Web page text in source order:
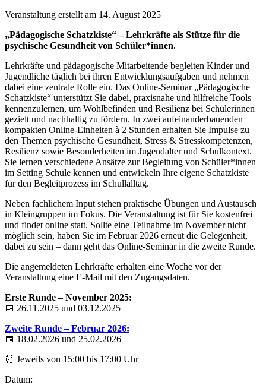
Veranstaltung erstellt am 14. August 2025
„Pädagogische Schatzkiste“ – Lehrkräfte als Stütze für die
psychische Gesundheit von Schüler*innen.
Lehrkräfte und pädagogische Mitarbeitende begleiten Kinder und
Jugendliche täglich bei ihren Entwicklungsaufgaben und nehmen
dabei eine zentrale Rolle ein. Das Online-Seminar „Pädagogische
Schatzkiste“ unterstützt Sie dabei, praxisnahe und hilfreiche Tools
kennenzulernen, um Wohlbefinden und Resilienz bei Schülerinnen
gezielt und nachhaltig zu fördern. In zwei aufeinanderbauenden
kompakten Online-Einheiten à 2 Stunden erhalten Sie Impulse zu
den Themen psychische Gesundheit, Stress & Stresskompetenzen,
Resilienz sowie Besonderheiten im Jugendalter und Schulkontext.
Sie lernen verschiedene Ansätze zur Begleitung von Schüler*innen
im Setting Schule kennen und entwickeln Ihre eigene Schatzkiste
für den Begleitprozess im Schullalltag.
Neben fachlichem Input stehen praktische Übungen und Austausch
in Kleingruppen im Fokus. Die Veranstaltung ist für Sie kostenfrei
und findet online statt. Sollte eine Teilnahme im November nicht
möglich sein, haben Sie im Februar 2026 erneut die Gelegenheit,
dabei zu sein – dann geht das Online-Seminar in die zweite Runde.
Die angemeldeten Lehrkräfte erhalten eine Woche vor der
Veranstaltung eine E-Mail mit den Zugangsdaten.
Erste Runde – November 2025:
📅 26.11.2025 und 03.12.2025
Zweite Runde – Februar 2026:
📅 18.02.2026 und 25.02.2026
⏰ Jeweils von 15:00 bis 17:00 Uhr
Datum: